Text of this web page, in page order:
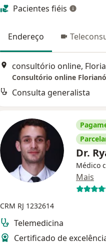
Pacientes fiéis
Endereço
consultório online,
Consultório online
Consulta generalista
Dr.
Médico
Mais
CRM RJ 1232614
Telemedicina
Certificado de